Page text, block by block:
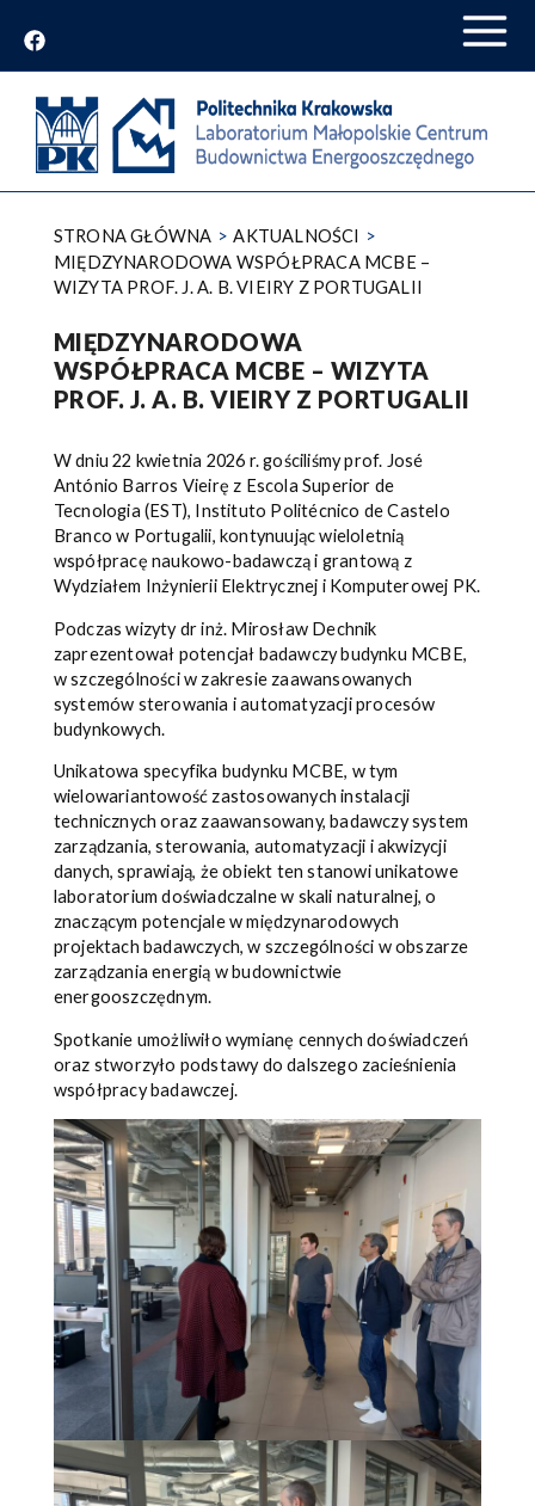
STRONA GŁÓWNA
AKTUALNOŚCI
MIĘDZYNARODOWA WSPÓŁPRACA MCBE –
WIZYTA PROF. J. A. B. VIEIRY Z PORTUGALII
MIĘDZYNARODOWA
WSPÓŁPRACA MCBE – WIZYTA
PROF. J. A. B. VIEIRY Z PORTUGALII
W dniu 22 kwietnia 2026 r. gościliśmy prof. José
António Barros Vieirę z Escola Superior de
Tecnologia (EST), Instituto Politécnico de Castelo
Branco w Portugalii, kontynuując wieloletnią
współpracę naukowo-badawczą i grantową z
Wydziałem Inżynierii Elektrycznej i Komputerowej PK.
Podczas wizyty dr inż. Mirosław Dechnik
zaprezentował potencjał badawczy budynku MCBE,
w szczególności w zakresie zaawansowanych
systemów sterowania i automatyzacji procesów
budynkowych.
Unikatowa specyfika budynku MCBE, w tym
wielowariantowość zastosowanych instalacji
technicznych oraz zaawansowany, badawczy system
zarządzania, sterowania, automatyzacji i akwizycji
danych, sprawiają, że obiekt ten stanowi unikatowe
laboratorium doświadczalne w skali naturalnej, o
znaczącym potencjale w międzynarodowych
projektach badawczych, w szczególności w obszarze
zarządzania energią w budownictwie
energooszczędnym.
Spotkanie umożliwiło wymianę cennych doświadczeń
oraz stworzyło podstawy do dalszego zacieśnienia
współpracy badawczej.